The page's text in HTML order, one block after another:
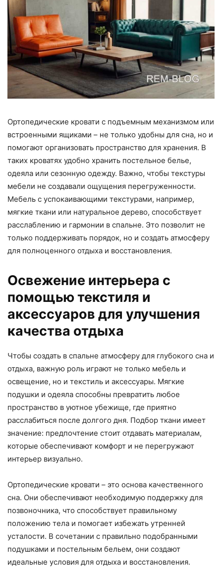
Ортопедические кровати с подъемным механизмом или
встроенными ящиками – не только удобны для сна, но и
помогают организовать пространство для хранения. В
таких кроватях удобно хранить постельное белье,
одеяла или сезонную одежду. Важно, чтобы текстуры
мебели не создавали ощущения перегруженности.
Мебель с успокаивающими текстурами, например,
мягкие ткани или натуральное дерево, способствует
расслаблению и гармонии в спальне. Это позволит не
только поддерживать порядок, но и создать атмосферу
для полноценного отдыха и восстановления.
Освежение интерьера с
помощью текстиля и
аксессуаров для улучшения
качества отдыха
Чтобы создать в спальне атмосферу для глубокого сна и
отдыха, важную роль играют не только мебель и
освещение, но и текстиль и аксессуары. Мягкие
подушки и одеяла способны превратить любое
пространство в уютное убежище, где приятно
расслабиться после долгого дня. Подбор ткани имеет
значение: предпочтение стоит отдавать материалам,
которые обеспечивают комфорт и не перегружают
интерьер визуально.
Ортопедические кровати – это основа качественного
сна. Они обеспечивают необходимую поддержку для
позвоночника, что способствует правильному
положению тела и помогает избежать утренней
усталости. В сочетании с правильно подобранными
подушками и постельным бельем, они создают
идеальные условия для отдыха и восстановления.